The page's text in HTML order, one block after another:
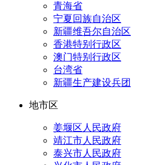
青海省
宁夏回族自治区
新疆维吾尔自治区
香港特别行政区
澳门特别行政区
台湾省
新疆生产建设兵团
地市区
姜堰区人民政府
靖江市人民政府
泰兴市人民政府